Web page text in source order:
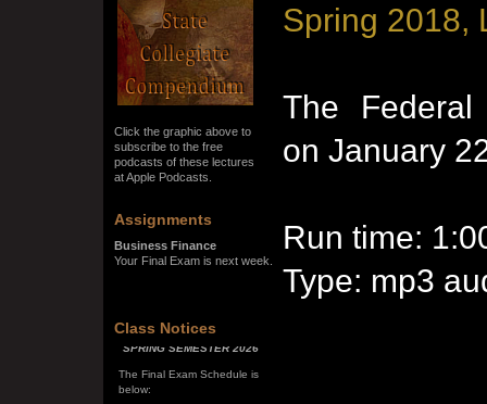
Click the graphic above to
subscribe to the free
podcasts of these lectures
at Apple Podcasts.
Assignments
Business Finance
Your Final Exam is next week.
Class Notices
SPRING SEMESTER 2026
The Final Exam Schedule is
below:
FIL 240-001: Thursday, May
Spring 2018,
The Federal
on January
Run time:
Type: mp3